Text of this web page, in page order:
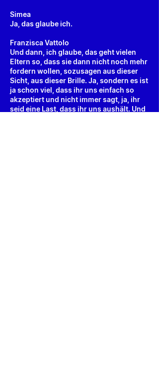
Simea
Ja, das glaube ich.
Franzisca Vattolo
Und dann, ich glaube, das geht vielen
Eltern so, dass sie dann nicht noch mehr
fordern wollen, sozusagen aus dieser
Sicht, aus dieser Brille. Ja, sondern es ist
ja schon viel, dass ihr uns einfach so
akzeptiert und nicht immer sagt, ja, ihr
seid eine Last, dass ihr uns aushält. Und